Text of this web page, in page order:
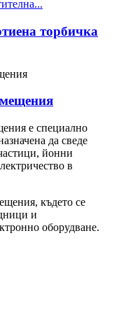
торбичка
е специално
да сведе
йонни
в
където се
и
оборудване.